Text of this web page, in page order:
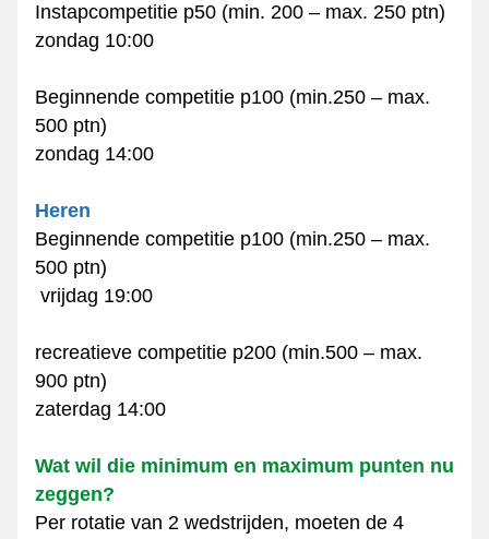
Instapcompetitie p50 (min. 200 – max. 250 ptn)
zondag 10:00
Beginnende competitie p100 (min.250 – max.
500 ptn)
zondag 14:00
Heren
Beginnende competitie p100 (min.250 – max.
500 ptn)
vrijdag 19:00
recreatieve competitie p200 (min.500 – max.
900 ptn)
zaterdag 14:00
Wat wil die minimum en maximum punten nu
zeggen?
Per rotatie van 2 wedstrijden, moeten de 4